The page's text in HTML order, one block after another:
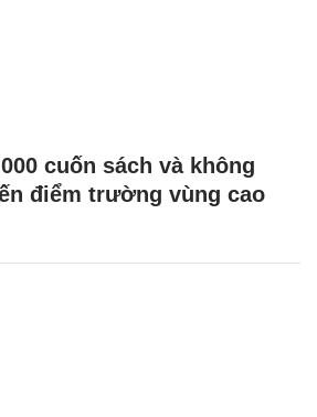
cuốn sách và không
điểm trường vùng cao